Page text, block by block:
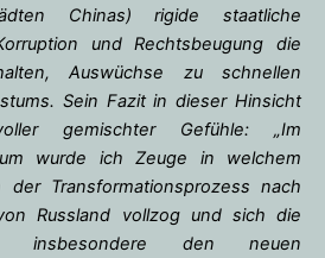
Chinas) rigide staatliche
und Rechtsbeugung die
Auswüchse zu schnellen
Sein Fazit in dieser Hinsicht
gemischter Gefühle: „Im
wurde ich Zeuge in welchem
Transformationsprozess nach
Russland vollzog und sich die
insbesondere den neuen